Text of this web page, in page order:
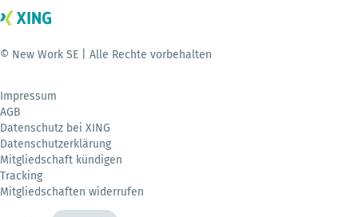
© New Work SE | Alle Rechte vorbehalten
Impressum
AGB
Datenschutz bei XING
Datenschutzerklärung
Mitgliedschaft kündigen
Tracking
Mitgliedschaften widerrufen